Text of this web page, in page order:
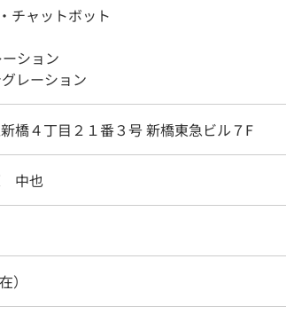
チャットボット
ーション
レーション
橋４丁目２１番３号 新橋東急ビル７F
中也
）